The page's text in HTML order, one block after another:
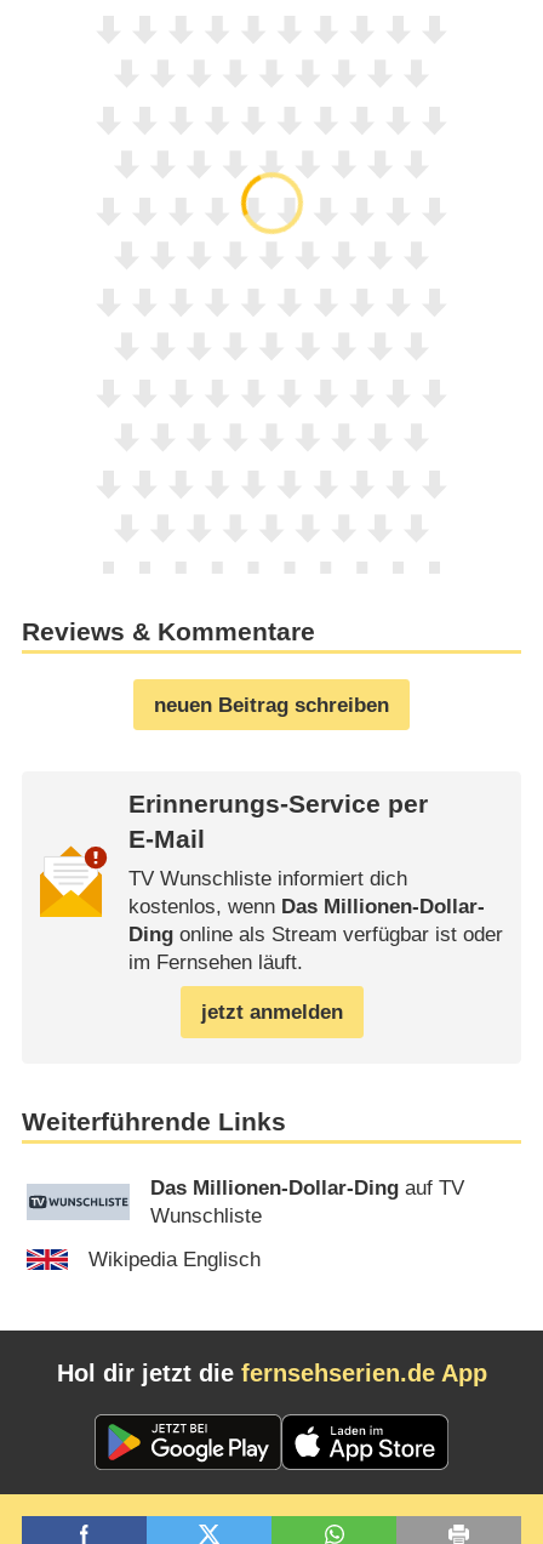
Reviews & Kommentare
neuen Beitrag schreiben
Erinnerungs-Service per
E-Mail
TV Wunschliste informiert dich
kostenlos, wenn Das Millionen-Dollar-
Dingonline als Stream verfügbar ist oder
im Fernsehen läuft.
jetzt anmelden
Weiterführende Links
Das Millionen-Dollar-Ding auf TV
Wunschliste
Wikipedia Englisch
Hol dir jetzt die fernsehserien.de App